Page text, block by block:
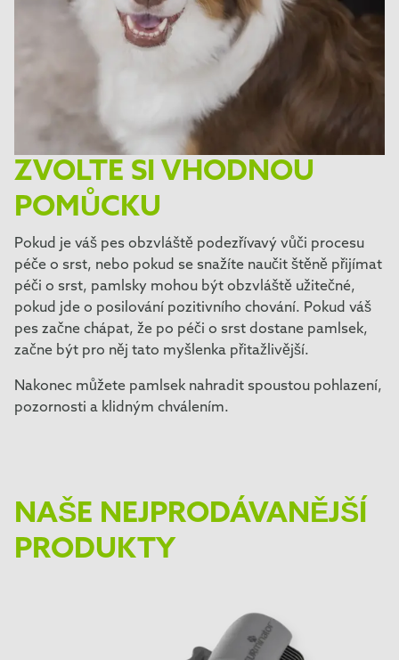
ZVOLTE SI VHODNOU
POMŮCKU
Pokud je váš pes obzvláště podezřívavý vůči procesu
péče o srst, nebo pokud se snažíte naučit štěně přijímat
péči o srst, pamlsky mohou být obzvláště užitečné,
pokud jde o posilování pozitivního chování. Pokud váš
pes začne chápat, že po péči o srst dostane pamlsek,
začne být pro něj tato myšlenka přitažlivější.
Nakonec můžete pamlsek nahradit spoustou pohlazení,
pozornosti a klidným chválením.
NAŠE NEJPRODÁVANĚJŠÍ
PRODUKTY